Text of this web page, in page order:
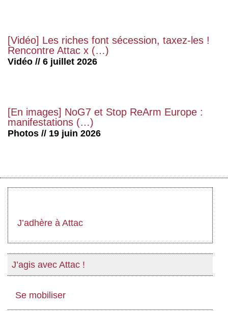
[Vidéo] Les riches font sécession, taxez-les !
Rencontre Attac x (…)
Vidéo // 6 juillet 2026
[En images] NoG7 et Stop ReArm Europe :
manifestations (…)
Photos // 19 juin 2026
J’adhère à Attac
J’agis avec Attac !
Se mobiliser